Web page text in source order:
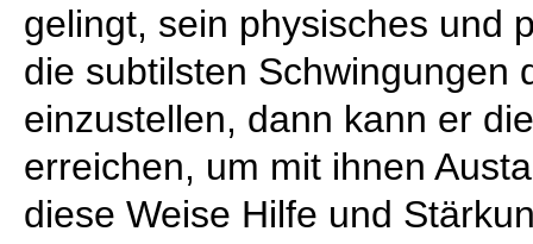
gelingt, sein physisches und
die subtilsten Schwingungen
einzustellen, dann kann er
erreichen, um mit ihnen
diese Weise Hilfe und